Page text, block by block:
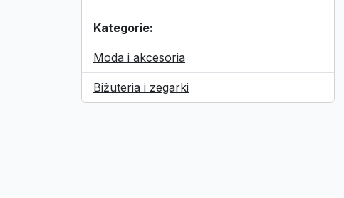
Kategorie:
Moda i akcesoria
Biżuteria i zegarki